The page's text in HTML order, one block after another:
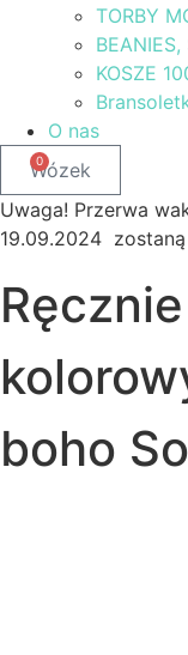
TORBY
BEANIES,
KOSZE
O nas
0
Wózek
Uwaga! Przerwa
19.09.2024 zostaną
boho